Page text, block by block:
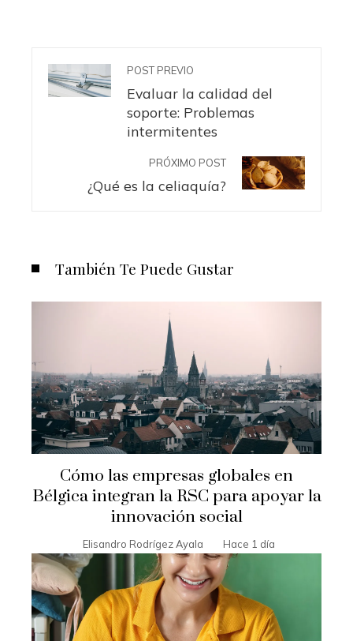
POST PREVIO
Evaluar la calidad del
soporte: Problemas
intermitentes
PRÓXIMO POST
¿Qué es la celiaquía?
También Te Puede Gustar
Cómo las empresas globales en
Bélgica integran la RSC para apoyar la
innovación social
Elisandro Rodrígez Ayala Hace 1 día